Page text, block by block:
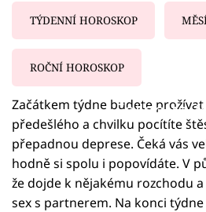
TÝDENNÍ HOROSKOP
ROČNÍ HOROSKOP
Failed to
Začátkem týdne budete
předešlého a chvilku pocítíte
přepadnou deprese. Čeká vás
hodně si spolu i popovídáte. V
že dojde k nějakému rozchodu
sex s partnerem. Na konci